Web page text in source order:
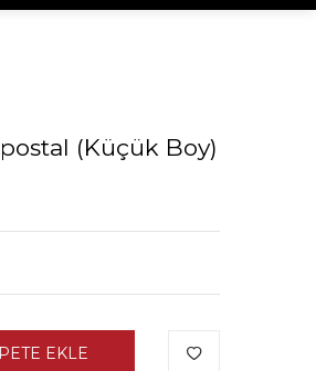
(Küçük Boy)
EKLE